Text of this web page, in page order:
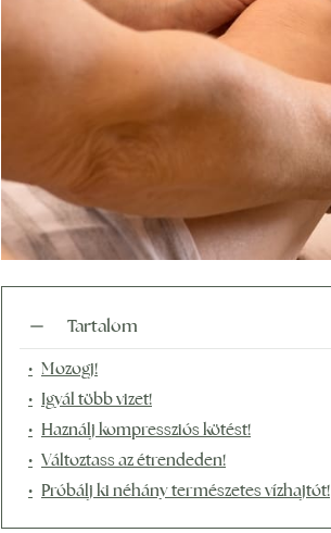
Tartalom
Mozogj!
Igyál több vizet!
Haználj kompressziós kötést!
Változtass az étrendeden!
Próbálj ki néhány természetes vízhajtót!